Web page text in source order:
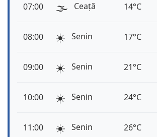
07:00 🌫️ Ceață 14°C
08:00 ☀️ Senin 17°C
09:00 ☀️ Senin 21°C
10:00 ☀️ Senin 24°C
11:00 ☀️ Senin 26°C